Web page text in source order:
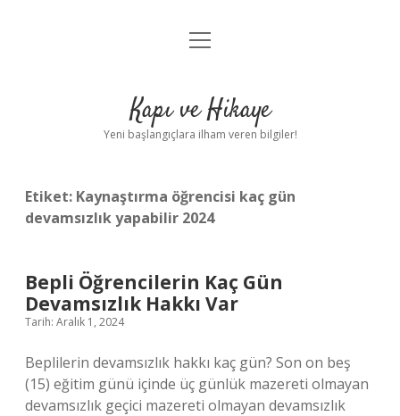
Anasayfa
Yasal Uyarı
menüyü
Kapı ve Hikaye
Yeni başlangıçlara ilham veren bilgiler!
Etiket: Kaynaştırma öğrencisi kaç gün
devamsızlık yapabilir 2024
Bepli Öğrencilerin Kaç Gün
Devamsızlık Hakkı Var
Tarih: Aralık 1, 2024
Beplilerin devamsızlık hakkı kaç gün? Son on beş
(15) eğitim günü içinde üç günlük mazereti olmayan
devamsızlık geçici mazereti olmayan devamsızlık